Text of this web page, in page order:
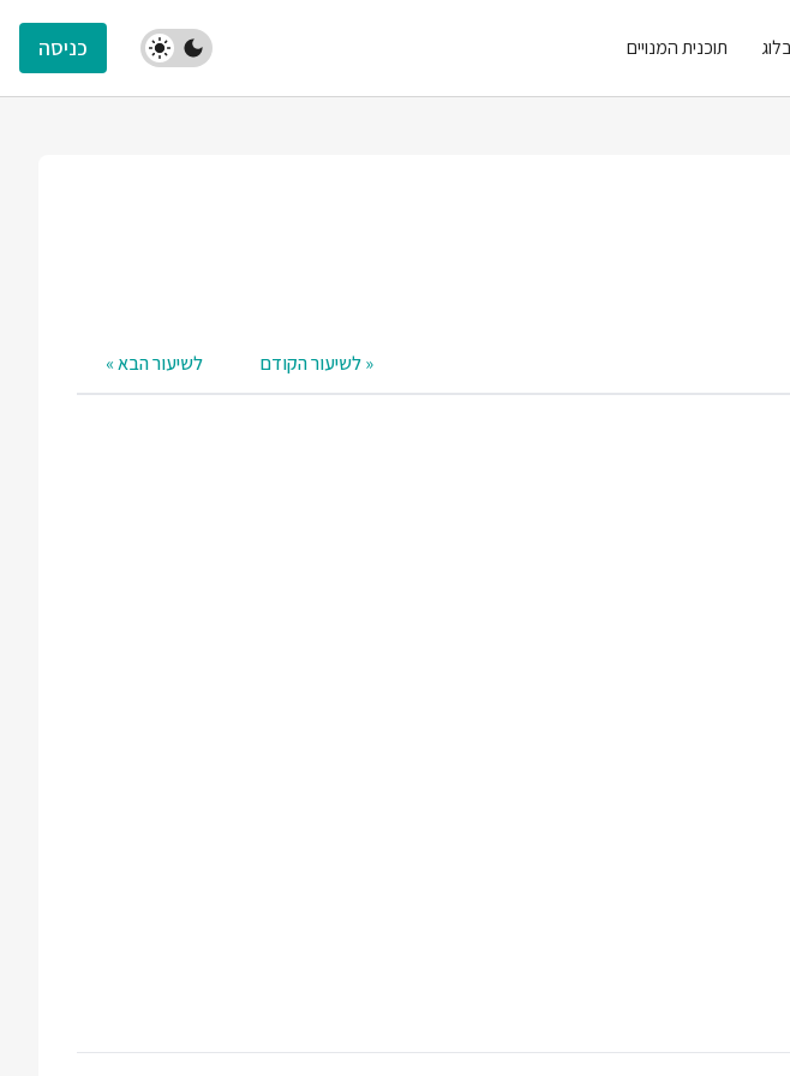
תוכנית המנויים כניסה
« לשיעור הקודם לשיעור הבא »